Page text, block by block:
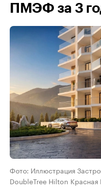
ПМЭФ за 3
Фото: Иллюстрация
DoubleTree Hilton Красная